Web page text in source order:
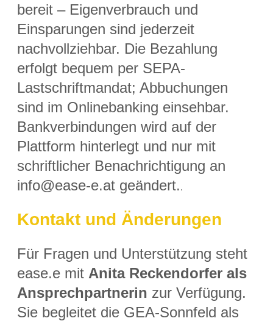
bereit – Eigenverbrauch und
Einsparungen sind jederzeit
nachvollziehbar. Die Bezahlung
erfolgt bequem per SEPA-
Lastschriftmandat; Abbuchungen
sind im Onlinebanking einsehbar.
Bankverbindungen wird auf der
Plattform hinterlegt und nur mit
schriftlicher Benachrichtigung an
info@ease-e.at geändert..
Kontakt und Änderungen
Für Fragen und Unterstützung steht
ease.e mit Anita Reckendorfer als
Ansprechpartnerin zur Verfügung.
Sie begleitet die GEA-Sonnfeld als